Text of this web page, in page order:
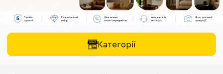
Категорії